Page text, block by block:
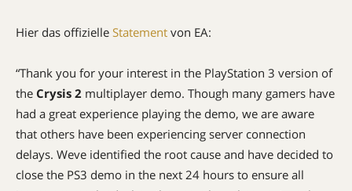
Hier das offizielle Statement von EA:
“Thank you for your interest in the PlayStation 3 version of
the Crysis 2 multiplayer demo. Though many gamers have
had a great experience playing the demo, we are aware
that others have been experiencing server connection
delays. Weve identified the root cause and have decided to
close the PS3 demo in the next 24 hours to ensure all